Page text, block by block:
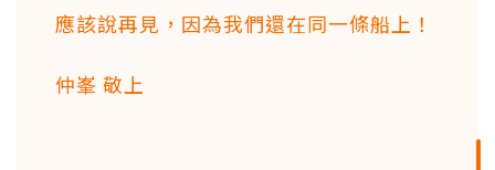
應該說再見，因為我們還在同一條船上！
仲峯 敬上